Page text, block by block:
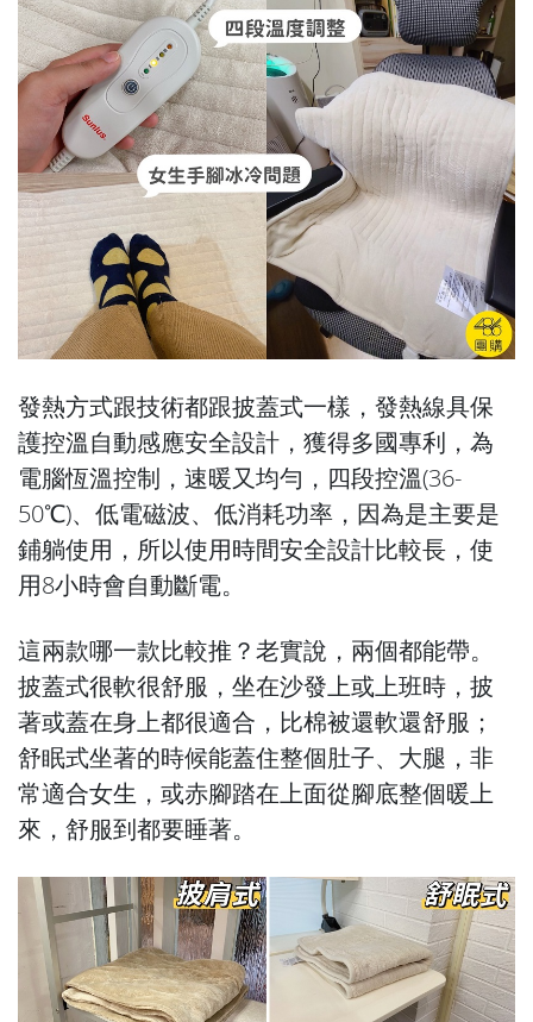
發熱方式跟技術都跟披蓋式一樣，發熱線具保
護控溫自動感應安全設計，獲得多國專利，為
電腦恆溫控制，速暖又均勻，四段控溫(36-
50℃)、低電磁波、低消耗功率，因為是主要是
鋪躺使用，所以使用時間安全設計比較長，使
用8小時會自動斷電。
這兩款哪一款比較推？老實說，兩個都能帶。
披蓋式很軟很舒服，坐在沙發上或上班時，披
著或蓋在身上都很適合，比棉被還軟還舒服；
舒眠式坐著的時候能蓋住整個肚子、大腿，非
常適合女生，或赤腳踏在上面從腳底整個暖上
來，舒服到都要睡著。